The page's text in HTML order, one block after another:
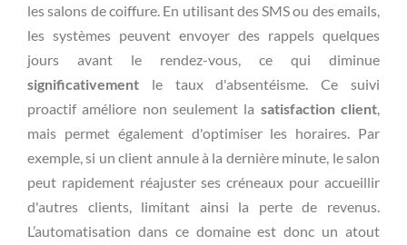
les salons de coiffure. En utilisant des SMS ou des emails,
les systèmes peuvent envoyer des rappels quelques
jours avant le rendez-vous, ce qui diminue
significativement le taux d'absentéisme. Ce suivi
proactif améliore non seulement la satisfaction client
mais permet également d'optimiser les horaires. Par
exemple, si un client annule à la dernière minute, le salon
peut rapidement réajuster ses créneaux pour accueillir
d'autres clients, limitant ainsi la perte de revenus.
L’automatisation dans ce domaine est donc un atout